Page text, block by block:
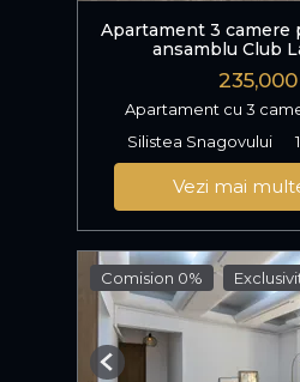
Apartament 3 camere
ansamblu Club
Apartament cu 3
Silistea Snagovului
Vezi mai
Comision 0%
Previous